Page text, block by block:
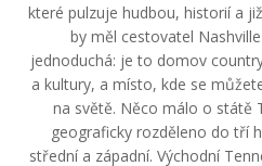
které pulzuje hudbou, historií a
by měl cestovatel
jednoduchá: je to domov
a kultury, a místo, kde se
na světě. Něco málo o státě
geograficky rozděleno do tří
střední a západní. Východní